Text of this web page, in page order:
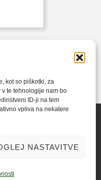
kot so piškotki, za
te tehnologije nam bo
ID-ji na tem
vpliva na nekatere
NASTAVITVE